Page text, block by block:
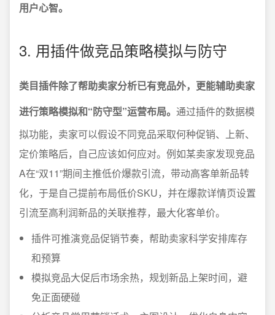
用户心智。
3. 用插件做竞品策略模拟与防守
类目插件除了帮助卖家分析已有竞品外，更能辅助卖家
进行策略模拟和“防守型”运营布局。 通过插件的数据模
拟功能，卖家可以假设不同竞品采取何种促销、上新、
定价策略后，自己应该如何应对。例如某卖家发现竞品
A在“双11”期间主推低价爆款引流，带动高客单新品转
化，于是自己提前布局低价SKU，并在爆款详情页设置
引流至高利润新品的关联推荐，最大化客单价。
插件可推演竞品促销节奏，帮助卖家科学安排库存
和预算
模拟竞品大促后市场余热，规划新品上架时间，避
免正面硬碰